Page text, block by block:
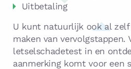
Uitbetaling
U kunt natuurlijk ook al
maken van vervolgstappen.
letselschadetest in en
aanmerking komt voor een